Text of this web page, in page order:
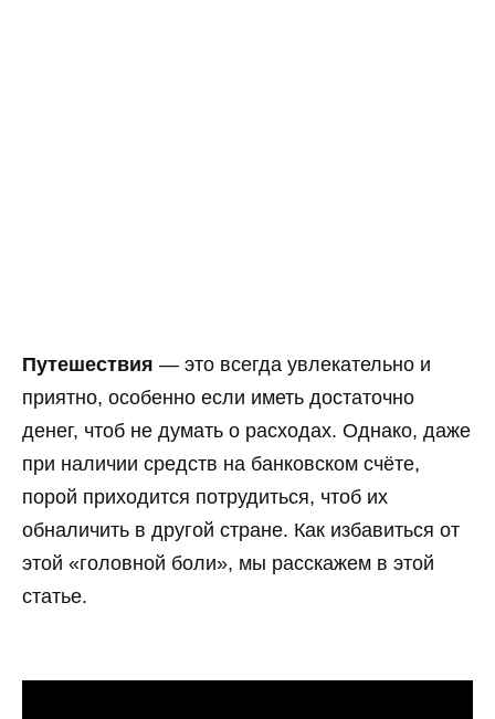
Путешествия — это всегда увлекательно и
приятно, особенно если иметь достаточно
денег, чтоб не думать о расходах. Однако, даже
при наличии средств на банковском счёте,
порой приходится потрудиться, чтоб их
обналичить в другой стране. Как избавиться от
этой «головной боли», мы расскажем в этой
статье.